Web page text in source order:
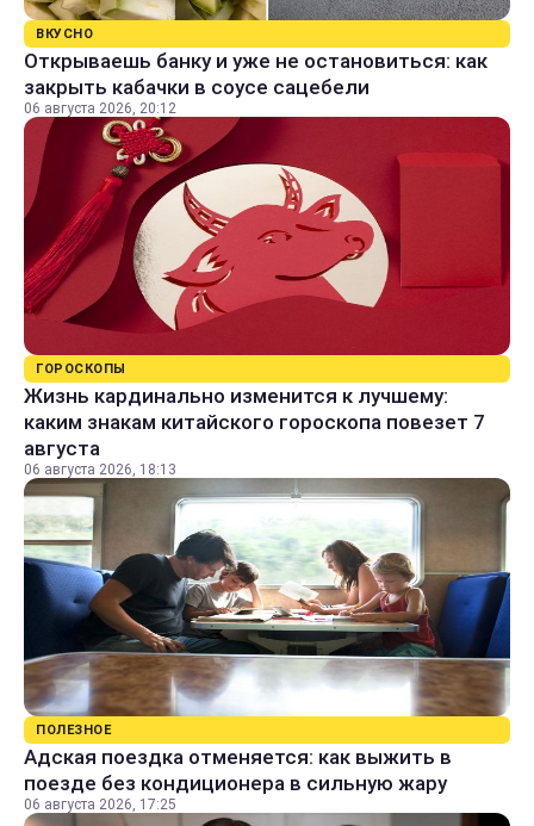
ВКУСНО
Открываешь банку и уже не остановиться: как
закрыть кабачки в соусе сацебели
06 августа 2026, 20:12
ГОРОСКОПЫ
Жизнь кардинально изменится к лучшему:
каким знакам китайского гороскопа повезет 7
августа
06 августа 2026, 18:13
ПОЛЕЗНОЕ
Адская поездка отменяется: как выжить в
поезде без кондиционера в сильную жару
06 августа 2026, 17:25